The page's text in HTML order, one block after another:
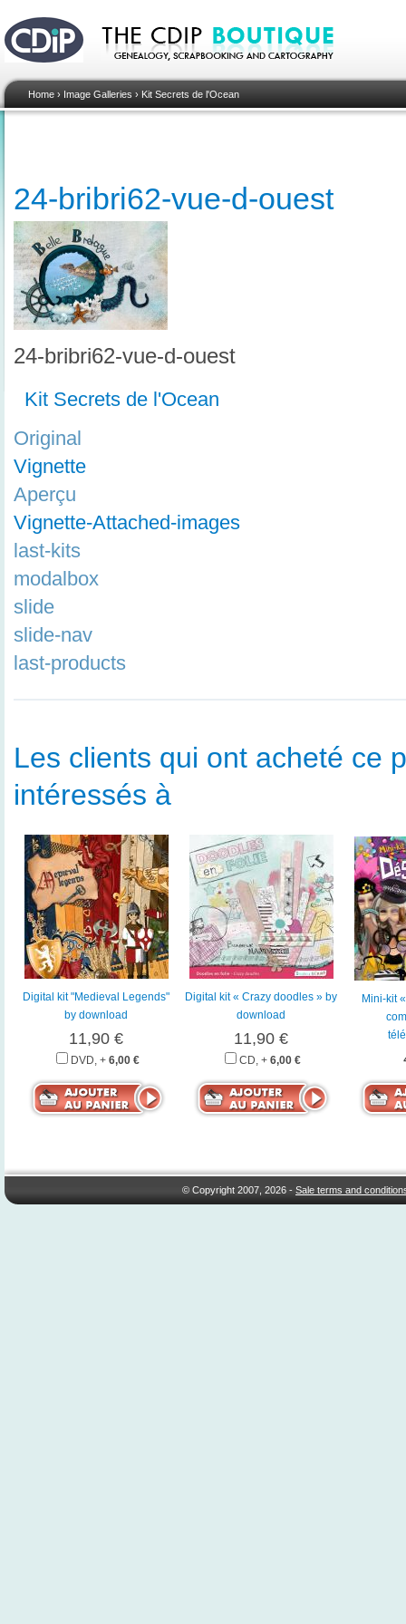
Home › Image Galleries › Kit Secrets de l'Ocean
24-bribri62-vue-d-ouest
24-bribri62-vue-d-ouest
Kit Secrets de l'Ocean
Original
Vignette
Aperçu
Vignette-Attached-images
last-kits
modalbox
slide
slide-nav
last-products
Les clients qui ont acheté ce
intéressés à
Digital kit "Medieval Legends"
by download
11,90 €
DVD, + 6,00 €
Digital kit « Crazy doodles » by
download
11,90 €
CD, + 6,00 €
Mini-kit
© Copyright 2007, 2026 -Sale terms and